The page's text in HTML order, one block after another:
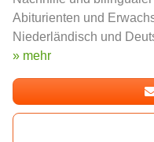
Abiturienten und
Niederländisch und
» mehr